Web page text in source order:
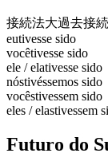
接続法大過去接
eutivesse sido
vocêtivesse sido
ele / elativesse sido
nóstivéssemos sido
vocêstivessem sido
eles / elastivessem
Futuro do